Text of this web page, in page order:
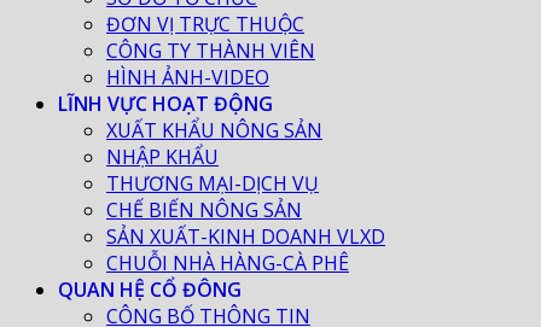
ĐƠN VỊ TRỰC THUỘC
CÔNG TY THÀNH VIÊN
HÌNH ẢNH-VIDEO
LĨNH VỰC HOẠT ĐỘNG
XUẤT KHẨU NÔNG SẢN
NHẬP KHẨU
THƯƠNG MẠI-DỊCH VỤ
CHẾ BIẾN NÔNG SẢN
SẢN XUẤT-KINH DOANH VLXD
CHUỖI NHÀ HÀNG-CÀ PHÊ
QUAN HỆ CỔ ĐÔNG
CÔNG BỐ THÔNG TIN